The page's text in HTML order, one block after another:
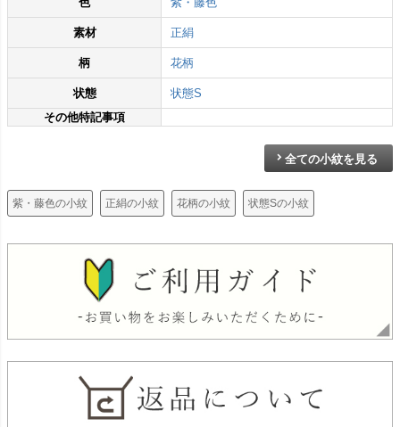
素材 正絹
柄 花柄
状態
状態S
その他特記事項
全ての小紋を見る
紫・藤色の小紋 正絹の小紋 花柄の小紋 状態Sの小紋